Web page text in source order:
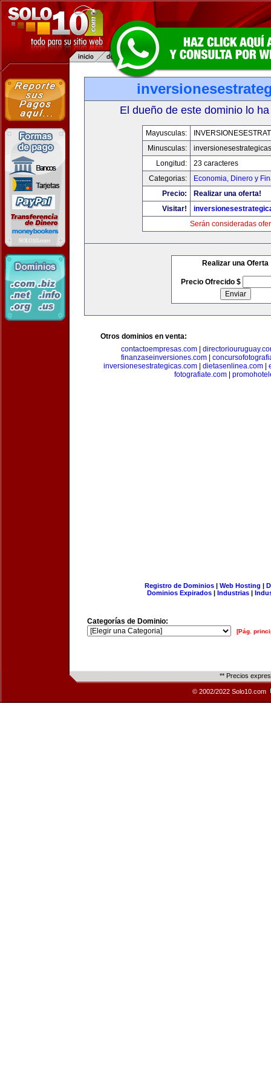
El dueño de este dominio lo
Mayusculas:
Minusculas:
Longitud:
23 caracteres
Categorias:
Economia, Dinero y
Precio:
Realizar una oferta!
Visitar!
Serán consideradas
Realizar una Oferta
Precio Ofrecido $
Otros dominios en venta:
contactoempresas.com
finanzaseinversiones.com
inversionesestrategicas.com| dietasenlinea.com|
fotografiate.com|
Registro de Dominios| Web Hosting |
Dominios Expirados | Industrias |
Categorías de Dominio:
[Pág.
** Precios
© 2002/2022 Solo10.com